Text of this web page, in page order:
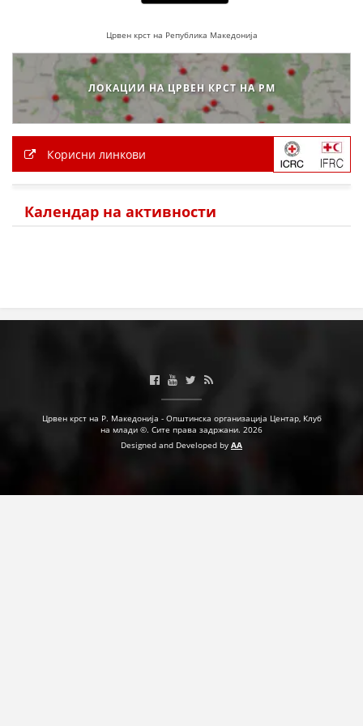
Црвен крст на Република Македонија
ЛОКАЦИИ НА ЦРВЕН КРСТ НА РМ
Корисни линкови
Календар на активности
Црвен крст на Р. Македонија - Општинска организација Центар, Клуб
на млади ©. Сите права задржани. 2026
Designed and Developed by AA